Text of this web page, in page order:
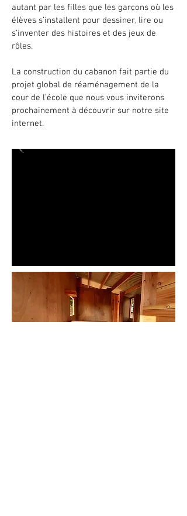
autant par les filles que les garçons où les
élèves s’installent pour dessiner, lire ou
s’inventer des histoires et des jeux de
rôles.
La construction du cabanon fait partie du
projet global de réaménagement de la
cour de l’école que nous vous inviterons
prochainement à découvrir sur notre site
internet.